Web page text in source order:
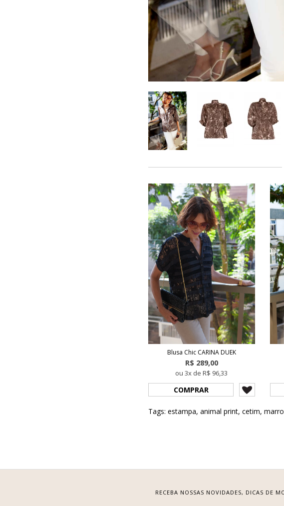
Blusa Chic CARINA DUEK
R$ 289,00
ou 3x de R$ 96,33
COMPRAR
Tags: estampa, animal print, cetim,
RECEBA NOSSAS NOVIDADES, DICAS DE